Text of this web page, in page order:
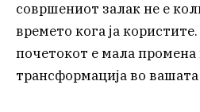
совршениот залак не е
времето кога ја
почетокот е мала
трансформација во вашата